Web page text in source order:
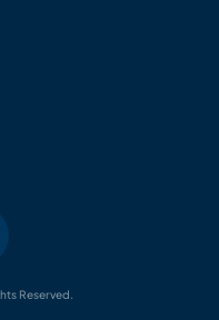
Reserved.